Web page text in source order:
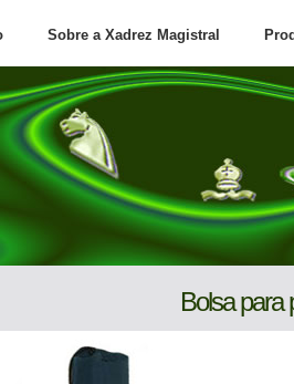
Sobre a Xadrez Magistral
Bolsa para